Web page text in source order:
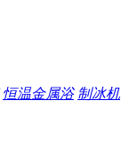
恒温金属浴 制冰机